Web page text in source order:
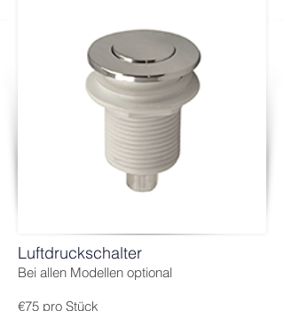
Luftdruckschalter
Bei allen Modellen optional
€75 pro Stück